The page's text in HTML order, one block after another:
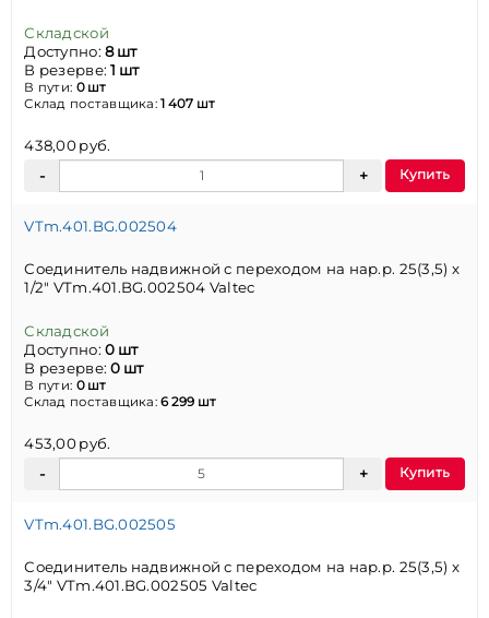
Складской
Доступно:8 шт
В резерве:1 шт
В пути: 0 шт
Склад поставщика:1 407 шт
438,00 руб.
Купить
VTm.401.BG.002504
Соединитель надвижной с переходом на нар.р. 25(3,5) х
1/2" VTm.401.BG.002504 Valtec
Складской
Доступно:0 шт
В резерве:0 шт
В пути: 0 шт
Склад поставщика:6 299 шт
453,00 руб.
Купить
VTm.401.BG.002505
Соединитель надвижной с переходом на нар.р. 25(3,5) х
3/4" VTm.401.BG.002505 Valtec